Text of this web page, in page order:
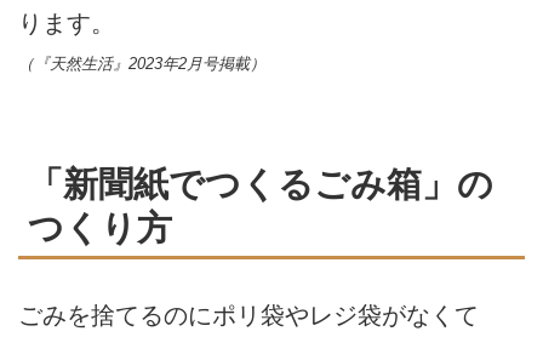
ります。
（『天然生活』2023年2月号掲載）
「新聞紙でつくるごみ箱」の
つくり方
ごみを捨てるのにポリ袋やレジ袋がなくて